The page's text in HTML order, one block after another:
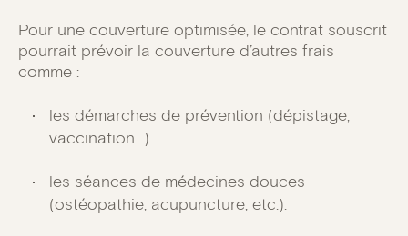
Pour une couverture optimisée, le contrat souscrit
pourrait prévoir la couverture d’autres frais
comme :
les démarches de prévention (dépistage,
vaccination…).
les séances de médecines douces
(ostéopathie, acupuncture, etc.).